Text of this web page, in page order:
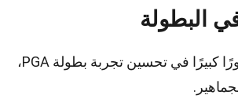
في البطولة
التكنولوجيا لعبت دورًا كبيرًا في تحسين تجربة بطولة PGA،